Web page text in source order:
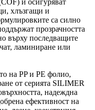
и осигуряват
хлъзгащи и
са силно
прозрачността
върху последващите
ламиниране или
на PP и PE фолио,
от серията SILIMER
надеждна
ефективност на